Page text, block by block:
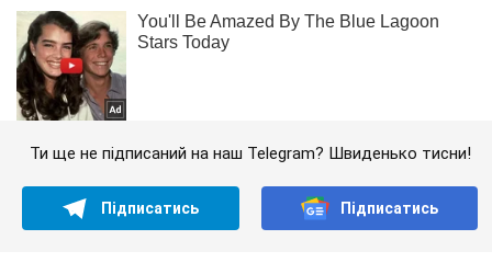
Ти ще не підписаний на наш Telegram? Швиденько тисни!
Підписатись Підписатись